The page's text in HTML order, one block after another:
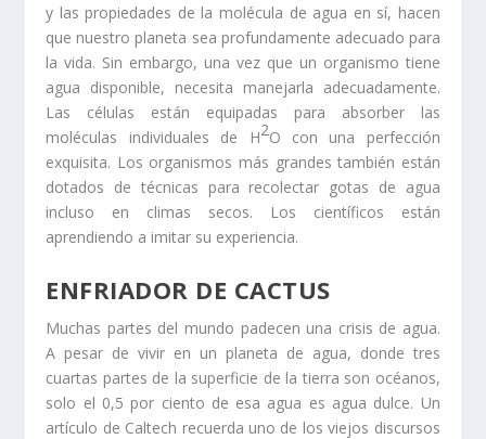
y las propiedades de la molécula de agua en sí, hacen
que nuestro planeta sea profundamente adecuado para
la vida. Sin embargo, una vez que un organismo tiene
agua disponible, necesita manejarla adecuadamente.
Las células están equipadas para absorber las
moléculas individuales de H2O con una perfección
exquisita. Los organismos más grandes también están
dotados de técnicas para recolectar gotas de agua
incluso en climas secos. Los científicos están
aprendiendo a imitar su experiencia.
ENFRIADOR DE CACTUS
Muchas partes del mundo padecen una crisis de agua.
A pesar de vivir en un planeta de agua, donde tres
cuartas partes de la superficie de la tierra son océanos,
solo el 0,5 por ciento de esa agua es agua dulce. Un
artículo de Caltech recuerda uno de los viejos discursos